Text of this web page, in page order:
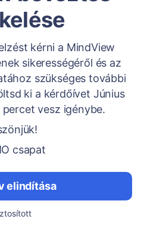
kérni a MindView
sikerességéről és az
szükséges további
ki a kérdőívet Június
vesz igénybe.
csapat
elindítása